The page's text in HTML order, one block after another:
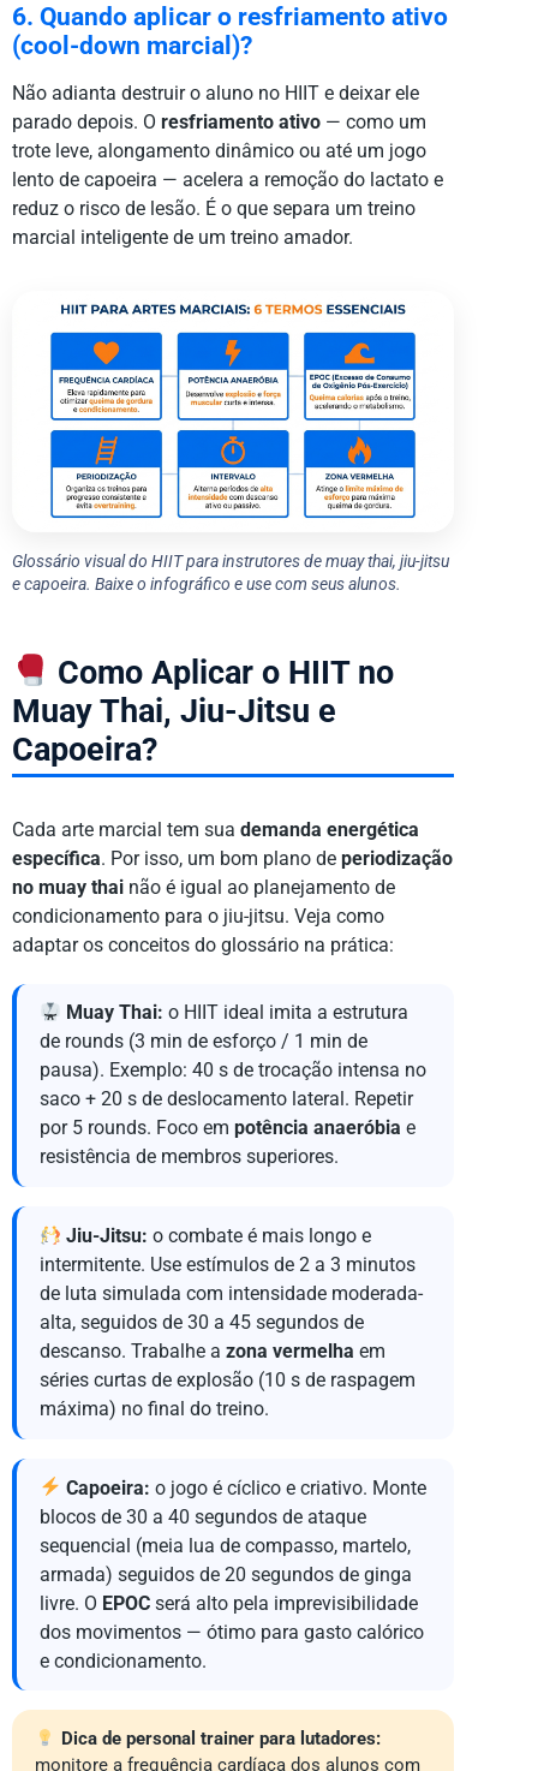
6. Quando aplicar o resfriamento ativo
(cool-down marcial)?
Não adianta destruir o aluno no HIIT e deixar ele
parado depois. O resfriamento ativo — como um
trote leve, alongamento dinâmico ou até um jogo
lento de capoeira — acelera a remoção do lactato e
reduz o risco de lesão. É o que separa um treino
marcial inteligente de um treino amador.
Glossário visual do HIIT para instrutores de muay thai, jiu-jitsu
e capoeira. Baixe o infográfico e use com seus alunos.
Como Aplicar o HIIT no
Muay Thai, Jiu-Jitsu e
Capoeira?
Cada arte marcial tem sua demanda energética
específica. Por isso, um bom plano de periodização
no muay thai não é igual ao planejamento de
condicionamento para o jiu-jitsu. Veja como
adaptar os conceitos do glossário na prática:
Muay Thai: o HIIT ideal imita a estrutura
de rounds (3 min de esforço / 1 min de
pausa). Exemplo: 40 s de trocação intensa no
saco + 20 s de deslocamento lateral. Repetir
por 5 rounds. Foco empotência anaeróbia e
resistência de membros superiores.
Jiu-Jitsu: o combate é mais longo e
intermitente. Use estímulos de 2 a 3 minutos
de luta simulada com intensidade moderada-
alta, seguidos de 30 a 45 segundos de
descanso. Trabalhe azona vermelha em
séries curtas de explosão (10 s de raspagem
máxima) no final do treino.
Capoeira: o jogo é cíclico e criativo. Monte
blocos de 30 a 40 segundos de ataque
sequencial (meia lua de compasso, martelo,
armada) seguidos de 20 segundos de ginga
livre. O EPOC será alto pela imprevisibilidade
dos movimentos — ótimo para gasto calórico
e condicionamento.
Dica de personal trainer para lutadores:
monitore a frequência cardíaca dos alunos com